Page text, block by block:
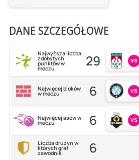
DANE SZCZEGÓŁOWE
Najwyższa liczba
zdobytych
punktów w
meczu 29 vs
Najwięcej bloków
w meczu 6 vs
Najwięcej asów w
meczu 6 vs
Liczba drużyn w
których grał
zawodnik 6